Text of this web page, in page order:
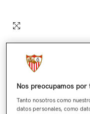
Nos preocupamos por
Tanto nosotros como
datos personales, como